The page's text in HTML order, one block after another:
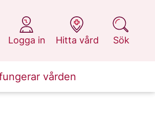
Logga in
på 1177.se
Hitta vård
på 1177.se
Sök
på 1177.se
vården